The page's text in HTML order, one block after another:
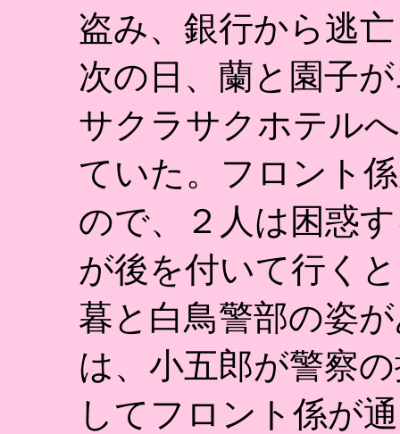
盗み、銀行から逃
次の日、蘭と園子
サクラサクホテル
ていた。フロント
ので、２人は困惑
が後を付いて行く
暮と白鳥警部の姿
は、小五郎が警察
してフロント係が